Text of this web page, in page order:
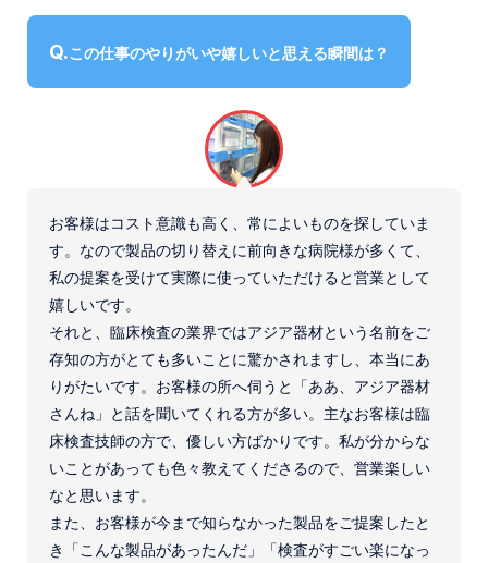
この仕事のやりがいや嬉しいと思える瞬間は？
お客様はコスト意識も高く、常によいものを探していま
す。なので製品の切り替えに前向きな病院様が多くて、
私の提案を受けて実際に使っていただけると営業として
嬉しいです。
それと、臨床検査の業界ではアジア器材という名前をご
存知の方がとても多いことに驚かされますし、本当にあ
りがたいです。お客様の所へ伺うと「ああ、アジア器材
さんね」と話を聞いてくれる方が多い。主なお客様は臨
床検査技師の方で、優しい方ばかりです。私が分からな
いことがあっても色々教えてくださるので、営業楽しい
なと思います。
また、お客様が今まで知らなかった製品をご提案したと
き「こんな製品があったんだ」「検査がすごい楽になっ